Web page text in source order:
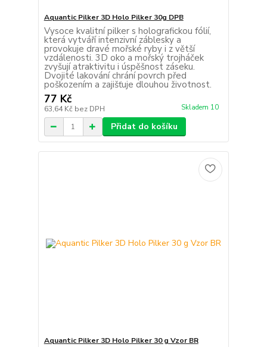
Aquantic Pilker 3D Holo Pilker 30g DPB
Vysoce kvalitní pilker s holografickou fólií,
která vytváří intenzivní záblesky a
provokuje dravé mořské ryby i z větší
vzdálenosti. 3D oko a mořský trojháček
zvyšují atraktivitu i úspěšnost záseku.
Dvojité lakování chrání povrch před
poškozením a zajišťuje dlouhou životnost.
77 Kč
63,64 Kč bez DPH Skladem 10
Přidat do košíku
Aquantic Pilker 3D Holo Pilker 30 g Vzor BR